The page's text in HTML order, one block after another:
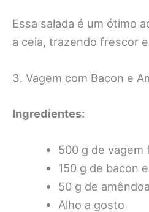
Essa salada é um ótimo
a ceia, trazendo frescor
3. Vagem com Bacon e
Ingredientes:
500 g de vagem
150 g de bacon
50 g de
Alho a gosto